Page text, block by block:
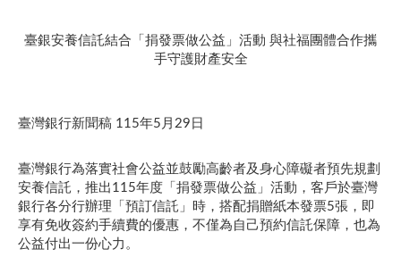
臺銀安養信託結合「捐發票做公益」活動 與社福團體合作攜
手守護財產安全
臺灣銀行新聞稿 115年5月29日
臺灣銀行為落實社會公益並鼓勵高齡者及身心障礙者預先規劃
安養信託，推出115年度「捐發票做公益」活動，客戶於臺灣
銀行各分行辦理「預訂信託」時，搭配捐贈紙本發票5張，即
享有免收簽約手續費的優惠，不僅為自己預約信託保障，也為
公益付出一份心力。